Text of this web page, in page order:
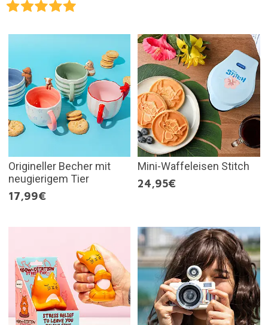
Origineller Becher mit
neugierigem Tier
17,99€
Mini-Waffeleisen Stitch
24,95€